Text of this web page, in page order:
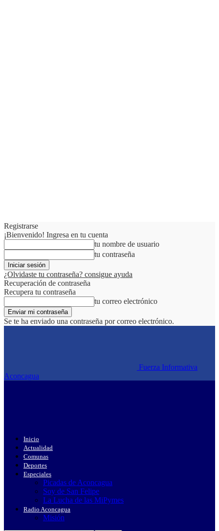
Registrarse
¡Bienvenido! Ingresa en tu cuenta
tu nombre de usuario
tu contraseña
¿Olvidaste tu contraseña? consigue ayuda
Recuperación de contraseña
Recupera tu contraseña
tu correo electrónico
Se te ha enviado una contraseña por correo electrónico.
Fuerza Informativa
Aconcagua
Inicio
Actualidad
Comunas
Deportes
Especiales
Picadas de Aconcagua
Soy de San Felipe
La Lucha de las MiPymes
Radio Aconcagua
Misión